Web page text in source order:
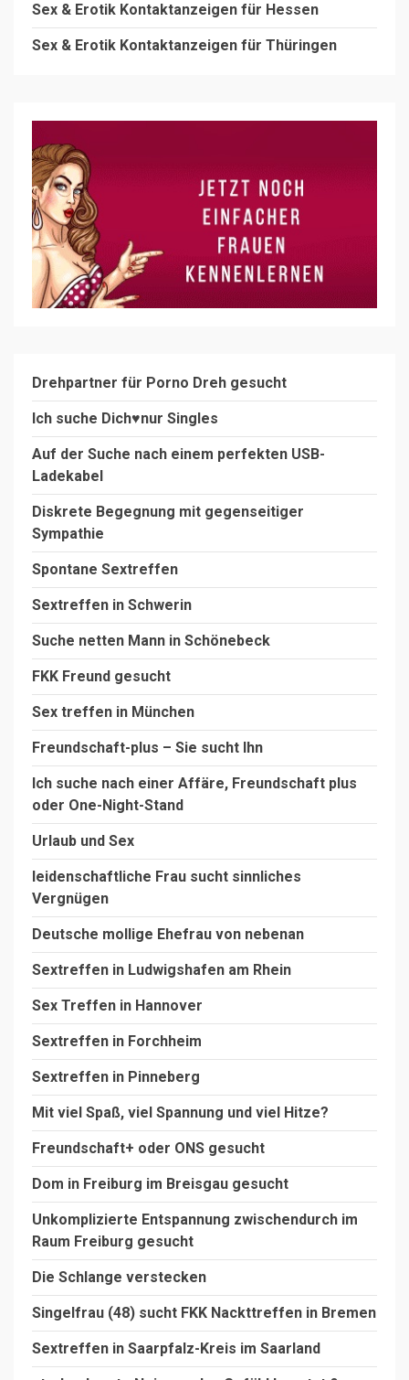
Sex & Erotik Kontaktanzeigen für Hessen
Sex & Erotik Kontaktanzeigen für Thüringen
Drehpartner für Porno Dreh gesucht
Ich suche Dich♥️nur Singles
Auf der Suche nach einem perfekten USB-
Ladekabel
Diskrete Begegnung mit gegenseitiger
Sympathie
Spontane Sextreffen
Sextreffen in Schwerin
Suche netten Mann in Schönebeck
FKK Freund gesucht
Sex treffen in München
Freundschaft-plus – Sie sucht Ihn
Ich suche nach einer Affäre, Freundschaft plus
oder One-Night-Stand
Urlaub und Sex
leidenschaftliche Frau sucht sinnliches
Vergnügen
Deutsche mollige Ehefrau von nebenan
Sextreffen in Ludwigshafen am Rhein
Sex Treffen in Hannover
Sextreffen in Forchheim
Sextreffen in Pinneberg
Mit viel Spaß, viel Spannung und viel Hitze?
Freundschaft+ oder ONS gesucht
Dom in Freiburg im Breisgau gesucht
Unkomplizierte Entspannung zwischendurch im
Raum Freiburg gesucht
Die Schlange verstecken
Singelfrau (48) sucht FKK Nackttreffen in Bremen
Sextreffen in Saarpfalz-Kreis im Saarland